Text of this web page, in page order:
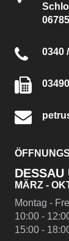
0340
DESSAU
MÄRZ -
Montag -
10:00 -
15:00 -